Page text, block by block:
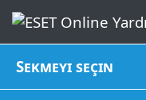
Sekmeyi seçin